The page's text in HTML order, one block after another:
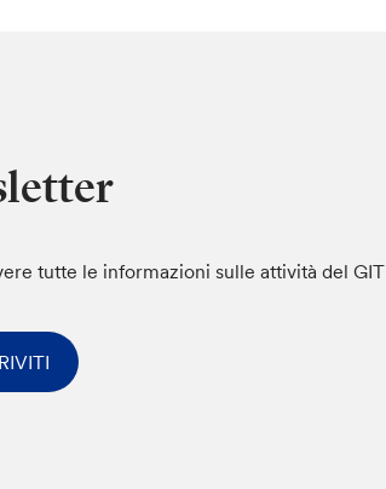
tutte le informazioni sulle attività del GIT